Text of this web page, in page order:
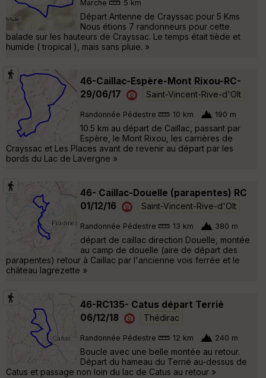
Marche 5 km
Départ Antenne de Crayssac pour 5 Kms
Nous étions 7 randonneurs pour cette
balade sur les hauteurs de Crayssac. Le temps était tiède et
humide ( tropical ), mais sans pluie. »
46-Caillac-Espère-Mont Rixou-RC-
29/06/17
Saint-Vincent-Rive-d'Olt
Randonnée Pédestre 10 km 190 m
10.5 km au départ de Caillac, passant par
Espère, le Mont Rixou, les carrières de
Crayssac et Les Places avant de revenir au départ par les
bords du Lac de Lavergne »
46- Caillac-Douelle (parapentes) RC
01/12/16
Saint-Vincent-Rive-d'Olt
Randonnée Pédestre 13 km 380 m
départ de caillac direction Douelle, montée
au camp de douelle (aire de départ des
parapentes) retour à Caillac par l'ancienne vois ferrée et le
château lagrezette »
46-RC135- Catus départ Terrié
06/12/18
Thédirac
Randonnée Pédestre 12 km 240 m
Boucle avec une belle montée au retour.
Départ du hameau du Terrié au-dessus de
Catus et passage non loin du lac de Catus au retour »